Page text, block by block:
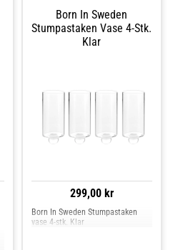
Born In Sweden
Stumpastaken Vase 4-Stk.
Klar
299,00 kr
Born In Sweden Stumpastaken
vase 4-stk. Klar